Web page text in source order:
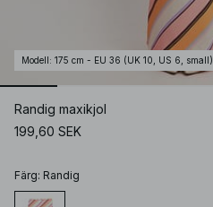
Modell : 175 cm - EU 36 (UK 10, US 6, small)
Randig maxikjol
199,60 SEK
Färg: Randig